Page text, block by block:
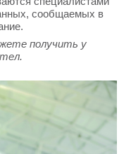
сообщаемых в
получить у